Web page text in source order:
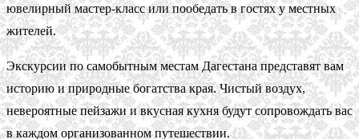
ювелирный мастер-класс или пообедать в гостях у местных
жителей.
Экскурсии по самобытным местам Дагестана представят вам
историю и природные богатства края. Чистый воздух,
невероятные пейзажи и вкусная кухня будут сопровождать вас
в каждом организованном путешествии.